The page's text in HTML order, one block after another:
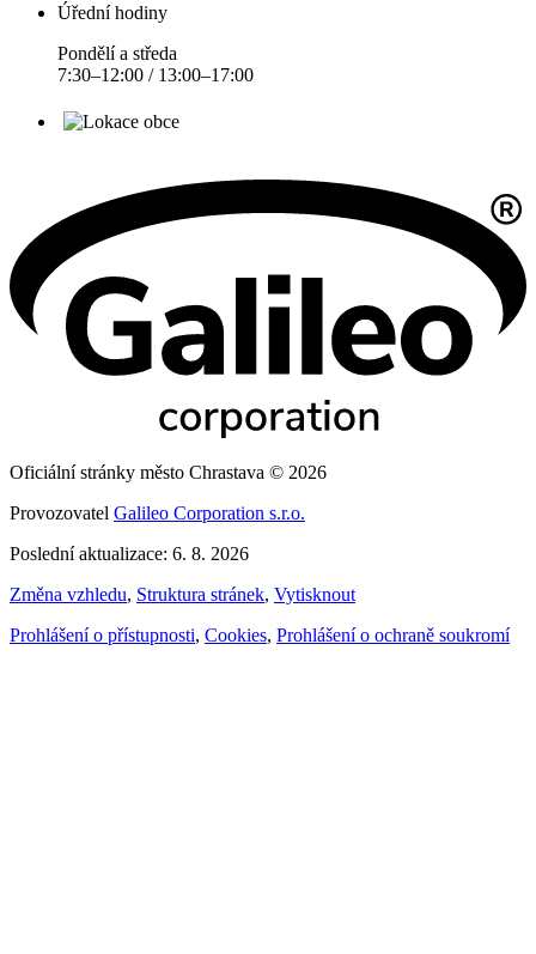
Úřední hodiny
Pondělí a středa
7:30–12:00 / 13:00–17:00
Oficiální stránky město Chrastava © 2026
Provozovatel Galileo Corporation s.r.o.
Poslední aktualizace: 6. 8. 2026
Změna vzhledu, Struktura stránek, Vytisknout
Prohlášení o přístupnosti, Cookies, Prohlášení o ochraně soukromí